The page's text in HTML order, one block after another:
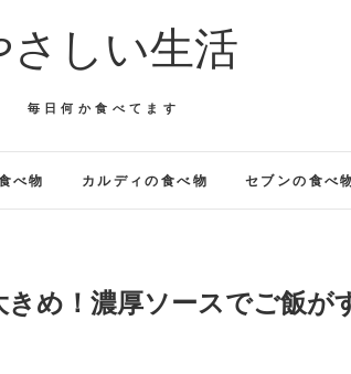
さしい生活
毎日何か食べてます
べ物 カルディの食べ物 セブンの食べ
め！濃厚ソースでご飯が